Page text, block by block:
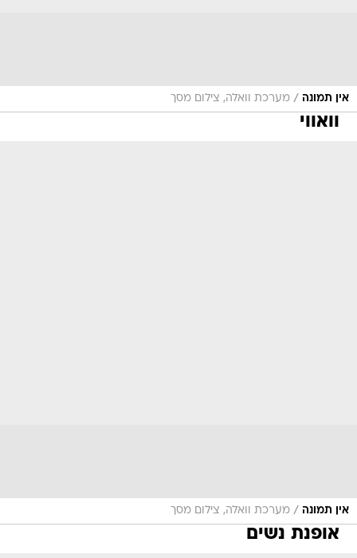
אין תמונה / מערכת וואלה, צילום מסך
וואווי
אין תמונה / מערכת וואלה, צילום מסך
אופנת נשים